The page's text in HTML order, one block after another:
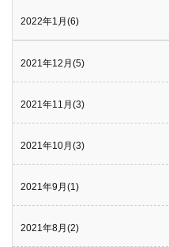
2022年1月(6)
2021年12月(5)
2021年11月(3)
2021年10月(3)
2021年9月(1)
2021年8月(2)